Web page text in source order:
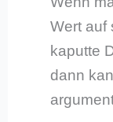
Wert auf
kaputte
dann